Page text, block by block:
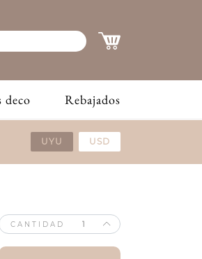
deco Rebajados
UYU USD
CANTIDAD